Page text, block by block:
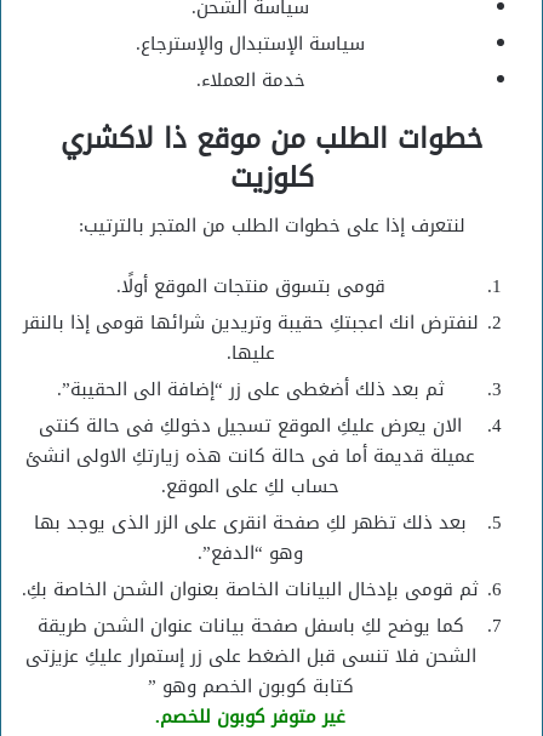
سياسة الشحن.
سياسة الإستبدال والإسترجاع.
خدمة العملاء.
خطوات الطلب من موقع ذا لاكشري
كلوزيت
لنتعرف إذا على خطوات الطلب من المتجر بالترتيب:
قومى بتسوق منتجات الموقع أولًا.
لنفترض انك اعجبتكِ حقيبة وتريدين شرائها قومى إذا بالنقر
عليها.
ثم بعد ذلك أضغطى على زر “إضافة الى الحقيبة”.
الان يعرض عليكِ الموقع تسجيل دخولكِ فى حالة كنتى
عميلة قديمة أما فى حالة كانت هذه زيارتكِ الاولى انشئ
حساب لكِ على الموقع.
بعد ذلك تظهر لكِ صفحة انقرى على الزر الذى يوجد بها
وهو “الدفع”.
ثم قومى بإدخال البيانات الخاصة بعنوان الشحن الخاصة بكِ.
كما يوضح لكِ باسفل صفحة بيانات عنوان الشحن طريقة
الشحن فلا تنسى قبل الضغط على زر إستمرار عليكِ عزيزتى
كتابة كوبون الخصم وهو ”
غير متوفر كوبون للخصم.